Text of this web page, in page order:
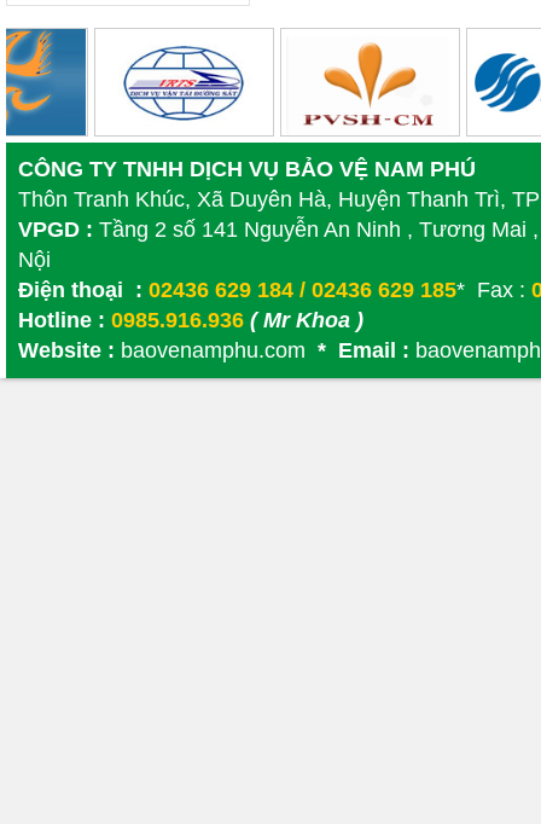
CÔNG TY TNHH DỊCH VỤ BẢO VỆ NAM PHÚ
Thôn Tranh Khúc, Xã Duyên Hà, Huyện Thanh Trì,
VPGD : Tầng 2 số 141 Nguyễn An Ninh , Tương Mai
Nội
Điện thoại : 02436 629 184 / 02436 629 185* Fax :
Hotline : 0985.916.936 ( Mr Khoa )
Website : baovenamphu.com * Email :